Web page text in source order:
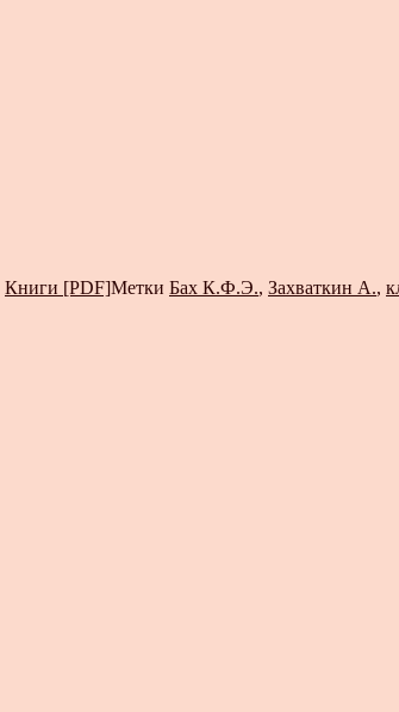
Книги [PDF]Метки Бах К.Ф.Э., Захваткин А.,